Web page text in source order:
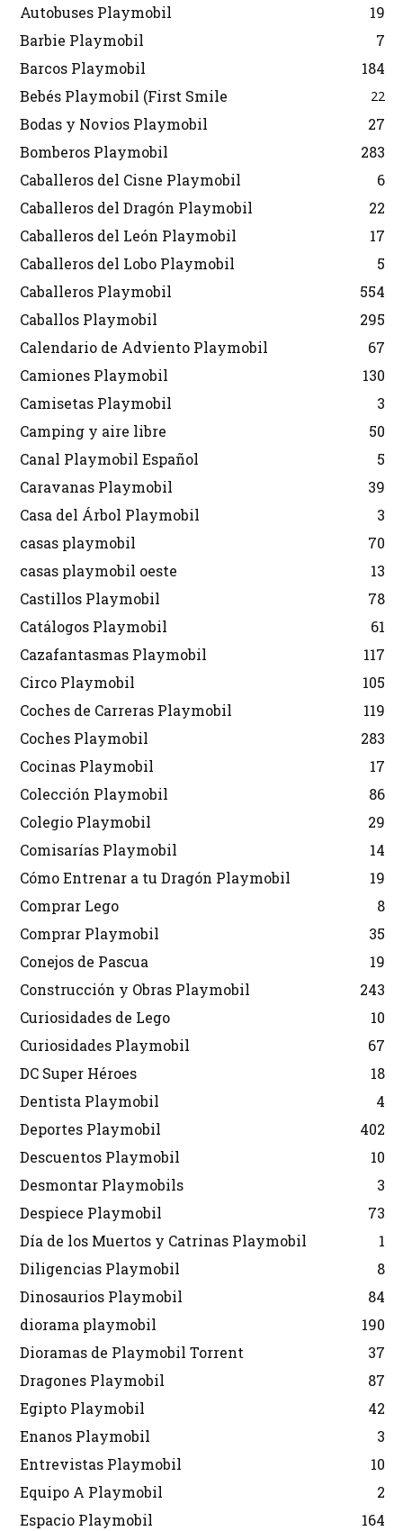
Autobuses Playmobil
19
Barbie Playmobil
7
Barcos Playmobil
184
Bebés Playmobil (First Smile
22
Bodas y Novios Playmobil
27
Bomberos Playmobil
283
Caballeros del Cisne Playmobil
6
Caballeros del Dragón Playmobil
22
Caballeros del León Playmobil
17
Caballeros del Lobo Playmobil
5
Caballeros Playmobil
554
Caballos Playmobil
295
Calendario de Adviento Playmobil
67
Camiones Playmobil
130
Camisetas Playmobil
3
Camping y aire libre
50
Canal Playmobil Español
5
Caravanas Playmobil
39
Casa del Árbol Playmobil
3
casas playmobil
70
casas playmobil oeste
13
Castillos Playmobil
78
Catálogos Playmobil
61
Cazafantasmas Playmobil
117
Circo Playmobil
105
Coches de Carreras Playmobil
119
Coches Playmobil
283
Cocinas Playmobil
17
Colección Playmobil
86
Colegio Playmobil
29
Comisarías Playmobil
14
Cómo Entrenar a tu Dragón Playmobil
19
Comprar Lego
8
Comprar Playmobil
35
Conejos de Pascua
19
Construcción y Obras Playmobil
243
Curiosidades de Lego
10
Curiosidades Playmobil
67
DC Super Héroes
18
Dentista Playmobil
4
Deportes Playmobil
402
Descuentos Playmobil
10
Desmontar Playmobils
3
Despiece Playmobil
73
Día de los Muertos y Catrinas Playmobil
1
Diligencias Playmobil
8
Dinosaurios Playmobil
84
diorama playmobil
190
Dioramas de Playmobil Torrent
37
Dragones Playmobil
87
Egipto Playmobil
42
Enanos Playmobil
3
Entrevistas Playmobil
10
Equipo A Playmobil
2
Espacio Playmobil
164